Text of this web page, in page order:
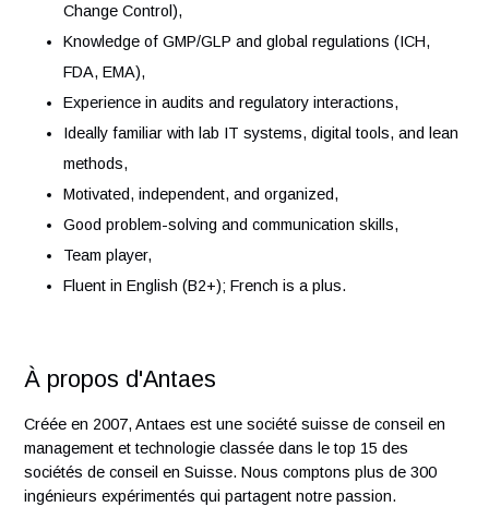
Votre profil
Degree in Chemistry, Pharmacy, Biology, or
Biotechnology,
Hands-on QC lab experience,
Familiarity with Quality Systems (Deviation, CAPA,
Change Control),
FDA, EMA),
methods,
Good problem-solving and communication skills,
Team player,